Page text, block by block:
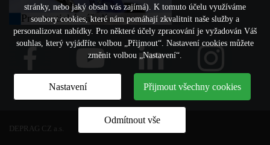
Pneumatické nářadí
DEPRAG CZ a.s.
stránky, nebo jaký obsah vás zajímá). K tomuto účelu využíváme
soubory cookies, které nám pomáhají zkvalitnit naše služby a
personalizovat nabídky. Pro některé účely zpracování je vyžadován Váš
souhlas, který vyjádříte volbou „Přijmout“. Nastavení cookies můžete
změnit volbou „Nastavení“.
Nastavení Přijmout všechny cookies
Odmítnout vše